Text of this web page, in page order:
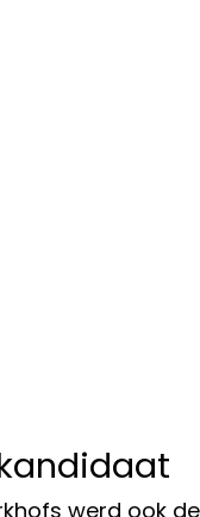
werd ook